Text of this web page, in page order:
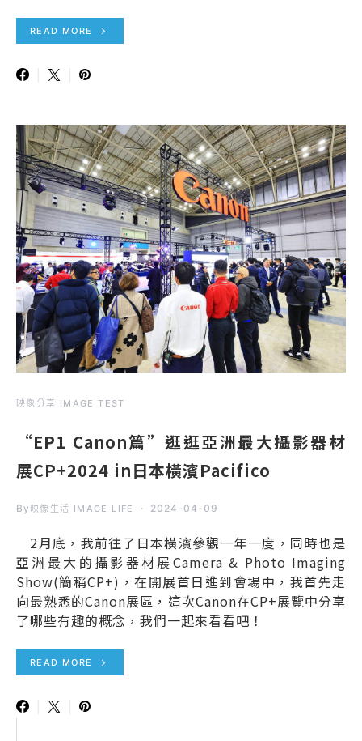
READ MORE
映像分享 IMAGE TEST
“EP1 Canon篇”逛逛亞洲最大攝影器材
展CP+2024 in日本橫濱Pacifico
By 映像生活 IMAGE LIFE 2024-04-09
2月底，我前往了日本橫濱參觀一年一度，同時也是
亞洲最大的攝影器材展Camera & Photo Imaging
Show(簡稱CP+)，在開展首日進到會場中，我首先走
向最熟悉的Canon展區，這次Canon在CP+展覽中分享
了哪些有趣的概念，我們一起來看看吧！
READ MORE